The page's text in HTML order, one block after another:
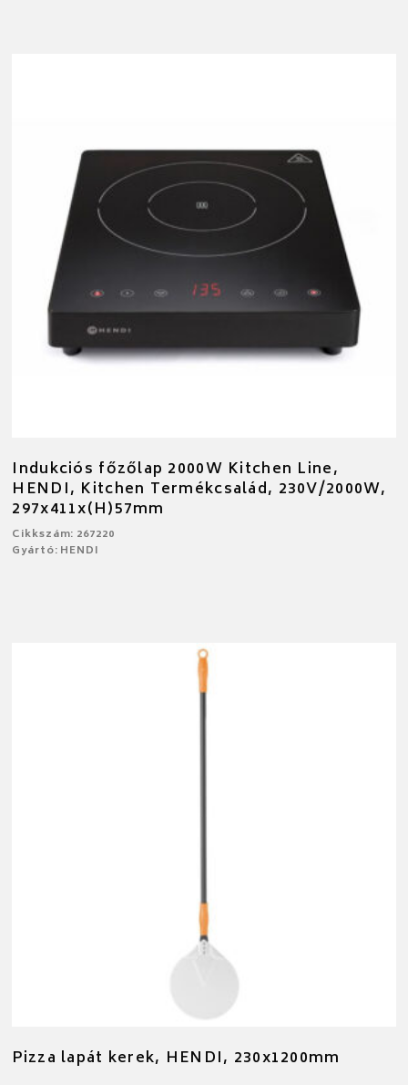
Indukciós főzőlap 2000W Kitchen Line,
HENDI, Kitchen Termékcsalád, 230V/2000W,
297x411x(H)57mm
Cikkszám: 267220
Gyártó: HENDI
Pizza lapát kerek, HENDI, 230x1200mm